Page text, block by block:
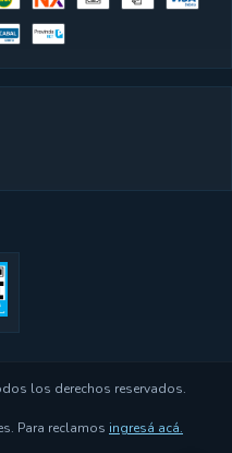
los derechos reservados.
Para reclamos ingresá acá.